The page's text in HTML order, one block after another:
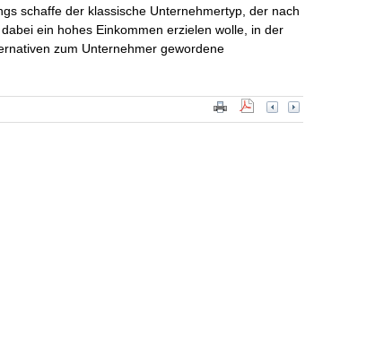
schaffe der klassische Unternehmertyp, der nach
ein hohes Einkommen erzielen wolle, in der
zum Unternehmer gewordene